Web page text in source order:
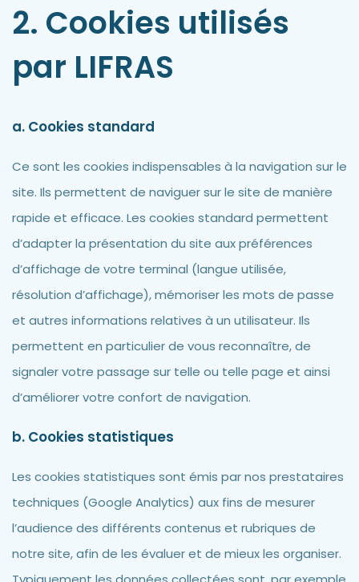
2. Cookies utilisés
par LIFRAS
a. Cookies standard
Ce sont les cookies indispensables à la navigation sur le
site. Ils permettent de naviguer sur le site de manière
rapide et efficace. Les cookies standard permettent
d’adapter la présentation du site aux préférences
d’affichage de votre terminal (langue utilisée,
résolution d’affichage), mémoriser les mots de passe
et autres informations relatives à un utilisateur. Ils
permettent en particulier de vous reconnaître, de
signaler votre passage sur telle ou telle page et ainsi
d’améliorer votre confort de navigation.
b. Cookies statistiques
Les cookies statistiques sont émis par nos prestataires
techniques (Google Analytics) aux fins de mesurer
l’audience des différents contenus et rubriques de
notre site, afin de les évaluer et de mieux les organiser.